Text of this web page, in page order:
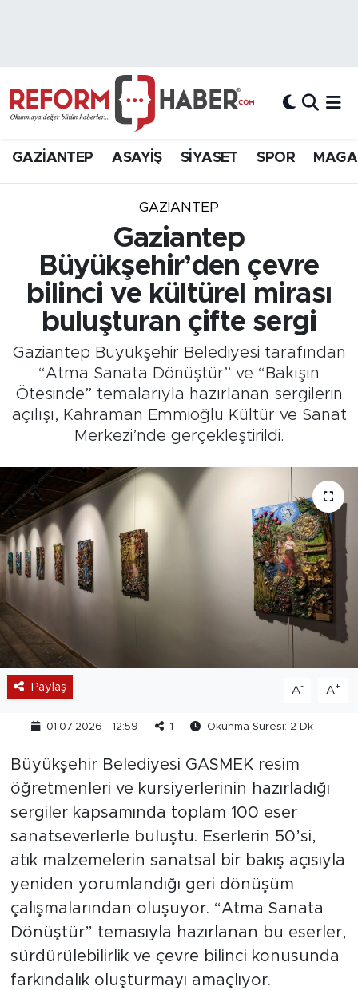
GAZİANTEP ASAYİŞ SİYASET SPOR
GAZIANTEP
Gaziantep
Büyükşehir’den çevre
bilinci ve kültürel mirası
buluşturan çifte sergi
Gaziantep Büyükşehir Belediyesi tarafından
“Atma Sanata Dönüştür” ve “Bakışın
Ötesinde” temalarıyla hazırlanan sergilerin
açılışı, Kahraman Emmioğlu Kültür ve Sanat
Merkezi’nde gerçekleştirildi.
Paylaş A- A+
01.07.2026 - 12:59 1 Okunma Süresi: 2 Dk
Büyükşehir Belediyesi GASMEK resim
öğretmenleri ve kursiyerlerinin hazırladığı
sergiler kapsamında toplam 100 eser
sanatseverlerle buluştu. Eserlerin 50’si,
atık malzemelerin sanatsal bir bakış açısıyla
yeniden yorumlandığı geri dönüşüm
çalışmalarından oluşuyor. “Atma Sanata
Dönüştür” temasıyla hazırlanan bu eserler,
sürdürülebilirlik ve çevre bilinci konusunda
farkındalık oluşturmayı amaçlıyor.
Hava Durumu
Süper Lig Puan Durumu ve Fikstür
Son Dakika Haberleri
Haber Arşivi